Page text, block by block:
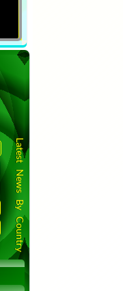
Latest News By Country